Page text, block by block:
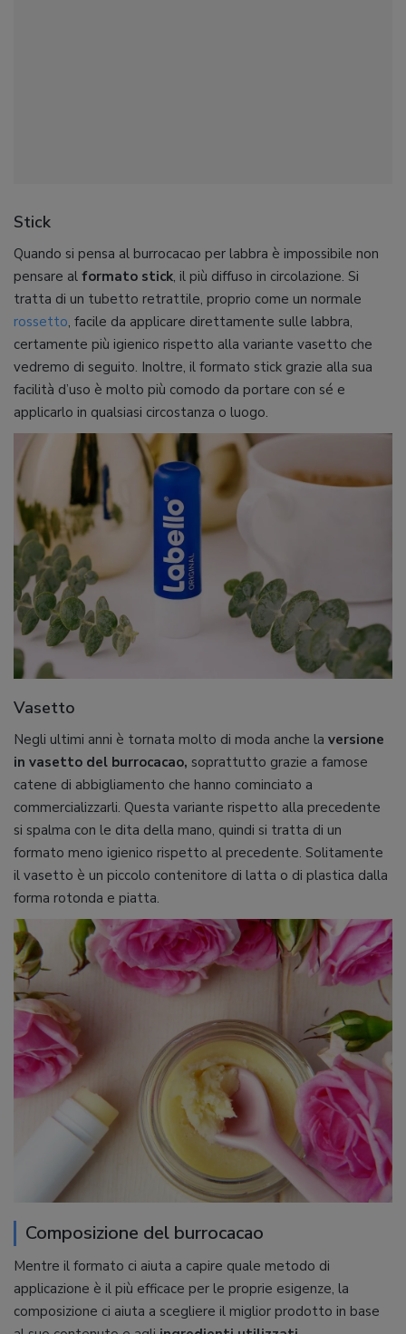
Stick
Quando si pensa al burrocacao per labbra è impossibile non
pensare al formato stick, il più diffuso in circolazione. Si
tratta di un tubetto retrattile, proprio come un normale
rossetto, facile da applicare direttamente sulle labbra,
certamente più igienico rispetto alla variante vasetto che
vedremo di seguito. Inoltre, il formato stick grazie alla sua
facilità d’uso è molto più comodo da portare con sé e
applicarlo in qualsiasi circostanza o luogo.
Vasetto
Negli ultimi anni è tornata molto di moda anche la versione
in vasetto del burrocacao, soprattutto grazie a famose
catene di abbigliamento che hanno cominciato a
commercializzarli. Questa variante rispetto alla precedente
si spalma con le dita della mano, quindi si tratta di un
formato meno igienico rispetto al precedente. Solitamente
il vasetto è un piccolo contenitore di latta o di plastica dalla
forma rotonda e piatta.
Composizione del burrocacao
Mentre il formato ci aiuta a capire quale metodo di
applicazione è il più efficace per le proprie esigenze, la
composizione ci aiuta a scegliere il miglior prodotto in base